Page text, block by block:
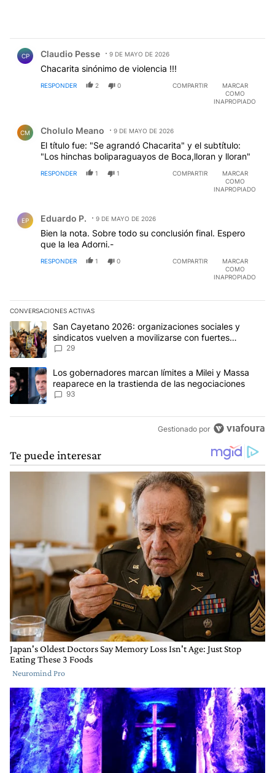
CP Claudio Pesse 9 DE MAYO DE 2026
Chacarita sinónimo de violencia !!!
RESPONDER 2 0 COMPARTIR
MARCAR
COMO
INAPROPIADO
CM Cholulo Meano 9 DE MAYO DE 2026
El título fue: "Se agrandó Chacarita" y el subtítulo:
"Los hinchas boliparaguayos de Boca,lloran y lloran"
RESPONDER 1 1 COMPARTIR
MARCAR
COMO
INAPROPIADO
EP Eduardo P. 9 DE MAYO DE 2026
Bien la nota. Sobre todo su conclusión final. Espero
que la lea Adorni.-
RESPONDER 1 0 COMPARTIR
MARCAR
COMO
INAPROPIADO
CONVERSACIONES ACTIVAS
Este listado muestra los artículos con más comentarios en los
Un artículo de tendencia con el título "San Cayetano 2026:
San Cayetano 2026: organizaciones sociales y
sindicatos vuelven a movilizarse con fuertes
reclamos al Gobierno
29
Un artículo de tendencia con el título "Los gobernadores
Los gobernadores marcan límites a Milei y Massa
reaparece en la trastienda de las negociaciones
93
Gestionado por